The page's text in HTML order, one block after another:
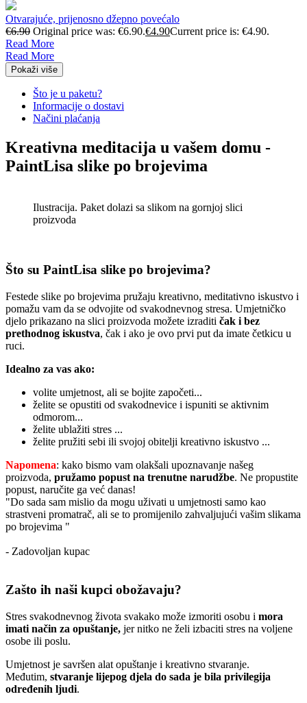
Otvarajuće, prijenosno džepno povećalo
€6.90 Original price was: €6.90.€4.90Current price is: €4.90.
Read More
Read More
Pokaži više
Što je u paketu?
Informacije o dostavi
Načini plaćanja
Kreativna meditacija u vašem domu -
PaintLisa slike po brojevima
Ilustracija. Paket dolazi sa slikom na gornjoj slici
proizvoda
Što su PaintLisa slike po brojevima?
Festede slike po brojevima pružaju kreativno, meditativno iskustvo i
pomažu vam da se odvojite od svakodnevnog stresa. Umjetničko
djelo prikazano na slici proizvoda možete izraditi čak i bez
prethodnog iskustva, čak i ako je ovo prvi put da imate četkicu u
ruci.
Idealno za vas ako:
volite umjetnost, ali se bojite započeti...
želite se opustiti od svakodnevice i ispuniti se aktivnim
odmorom...
želite ublažiti stres ...
želite pružiti sebi ili svojoj obitelji kreativno iskustvo ...
Napomena: kako bismo vam olakšali upoznavanje našeg
proizvoda, pružamo popust na trenutne narudžbe. Ne propustite
popust, naručite ga već danas!
"Do sada sam mislio da mogu uživati u umjetnosti samo kao
strastveni promatrač, ali se to promijenilo zahvaljujući vašim slikama
po brojevima "
- Zadovoljan kupac
Zašto ih naši kupci obožavaju?
Stres svakodnevnog života svakako može izmoriti osobu i mora
imati način za opuštanje, jer nitko ne želi izbaciti stres na voljene
osobe ili poslu.
Umjetnost je savršen alat opuštanje i kreativno stvaranje.
Međutim, stvaranje lijepog djela do sada je bila privilegija
određenih ljudi.